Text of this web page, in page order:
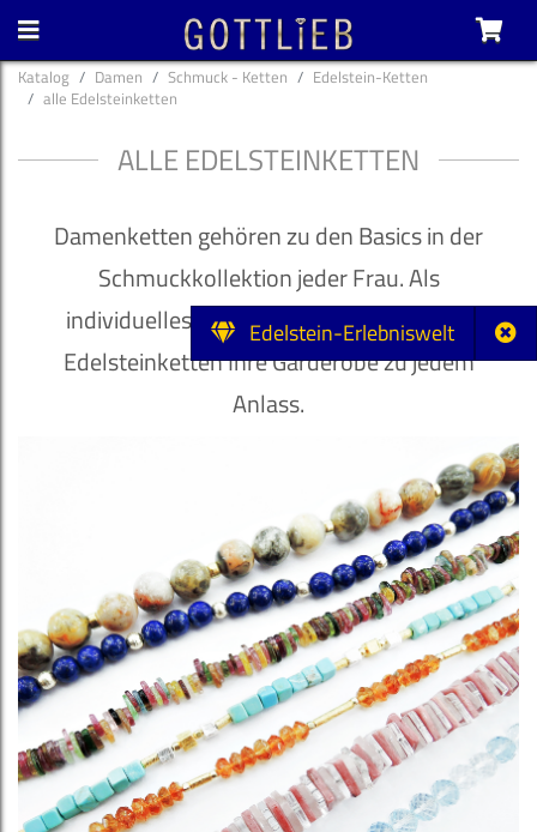
Edelstein-Erlebniswelt
Katalog Damen Schmuck - Ketten
Edelstein-Ketten
alle Edelsteinketten
ALLE EDELSTEINKETTEN
Damenketten gehören zu den Basics in der
Schmuckkollektion jeder Frau. Als
individuelles Accessoire veredeln unsere
Edelsteinketten Ihre Garderobe zu jedem
Anlass.